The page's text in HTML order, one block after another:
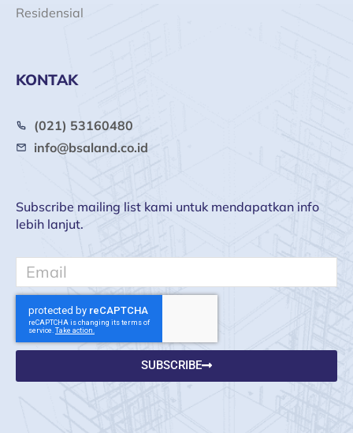
Residensial
KONTAK
(021) 53160480
info@bsaland.co.id
Subscribe mailing list kami untuk mendapatkan info
lebih lanjut.
Email
SUBSCRIBE